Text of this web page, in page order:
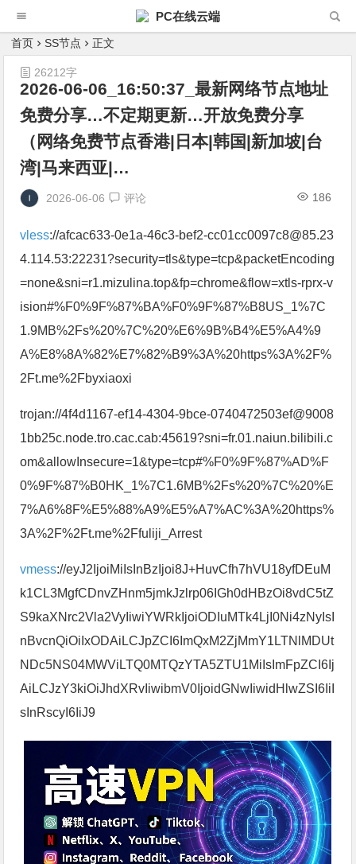
PC在线云端
首页 SS节点 正文
2026-06-06_16:50:37_最新网络节点地址
免费分享…不定期更新…开放免费分享
（网络免费节点香港|日本|韩国|新加坡|台
湾|马来西亚|…
2026-06-06 评论 186
26212字
vless://afcac633-0e1a-46c3-bef2-cc01cc0097c8@85.23
4.114.53:22231?security=tls&type=tcp&packetEncoding
=none&sni=r1.mizulina.top&fp=chrome&flow=xtls-rprx-v
ision#%F0%9F%87%BA%F0%9F%87%B8US_1%7C
1.9MB%2Fs%20%7C%20%E6%9B%B4%E5%A4%9
A%E8%8A%82%E7%82%B9%3A%20https%3A%2F%
2Ft.me%2Fbyxiaoxi
trojan://4f4d1167-ef14-4304-9bce-0740472503ef@9008
1bb25c.node.tro.cac.cab:45619?sni=fr.01.naiun.bilibili.c
om&allowInsecure=1&type=tcp#%F0%9F%87%AD%F
0%9F%87%B0HK_1%7C1.6MB%2Fs%20%7C%20%E
7%A6%8F%E5%88%A9%E5%A7%AC%3A%20https%
3A%2F%2Ft.me%2Ffuliji_Arrest
vmess://eyJ2IjoiMiIsInBzIjoi8J+HuvCfh7hVU18yfDEuM
k1CL3MgfCDnvZHnm5jmkJzlrp06IGh0dHBzOi8vdC5tZ
S9kaXNrc2Vla2VyIiwiYWRkIjoiODIuMTk4LjI0Ni4zNyIsI
nBvcnQiOiIxODAiLCJpZCI6ImQxM2ZjMmY1LTNlMDUt
NDc5NS04MWViLTQ0MTQzYTA5ZTU1MiIsImFpZCI6Ij
AiLCJzY3kiOiJhdXRvIiwibmV0IjoidGNwIiwidHlwZSI6IiI
sInRscyI6IiJ9